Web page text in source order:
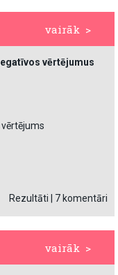
vairāk >
vērtējumus
Rezultāti 7 komentāri
vairāk >